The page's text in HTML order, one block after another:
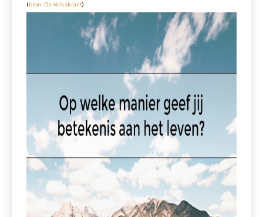
(bron: De Volkskrant)